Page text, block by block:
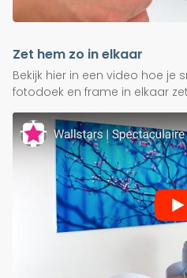
Zet hem zo in elkaar
Bekijk hier in een video hoe je
fotodoek en frame in elkaar